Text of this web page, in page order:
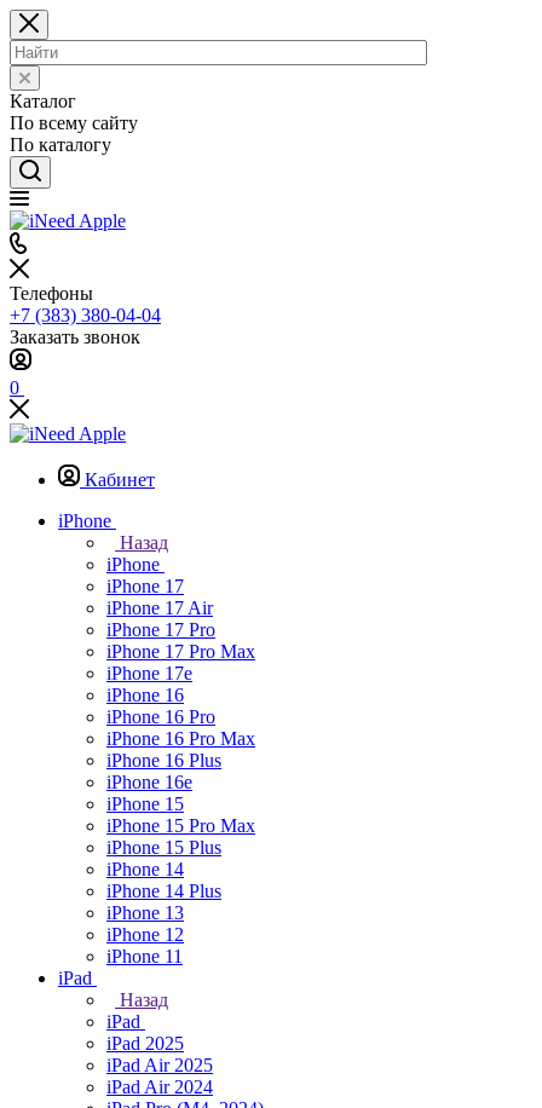
Каталог
По всему сайту
По каталогу
Телефоны
+7 (383) 380-04-04
Заказать звонок
0
Кабинет
iPhone
Назад
iPhone
iPhone 17
iPhone 17 Air
iPhone 17 Pro
iPhone 17 Pro Max
iPhone 17e
iPhone 16
iPhone 16 Pro
iPhone 16 Pro Max
iPhone 16 Plus
iPhone 16e
iPhone 15
iPhone 15 Pro Max
iPhone 15 Plus
iPhone 14
iPhone 14 Plus
iPhone 13
iPhone 12
iPhone 11
iPad
Назад
iPad
iPad 2025
iPad Air 2025
iPad Air 2024